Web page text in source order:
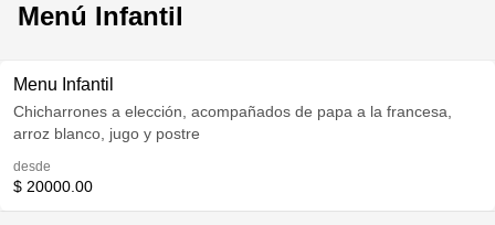
Menú Infantil
Menu Infantil
Chicharrones a elección, acompañados de papa a la francesa,
arroz blanco, jugo y postre
desde
$ 20000.00